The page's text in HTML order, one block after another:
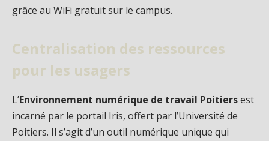
grâce au WiFi gratuit sur le campus.
Centralisation des ressources
pour les usagers
L’Environnement numérique de travail Poitiersest
incarné par le portail Iris, offert par l’Université de
Poitiers. Il s’agit d’un outil numérique unique qui